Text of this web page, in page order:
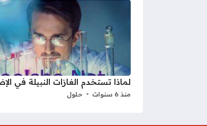
لماذا تستخدم الغازات النبيلة في
منذ 6 سنوات حلول